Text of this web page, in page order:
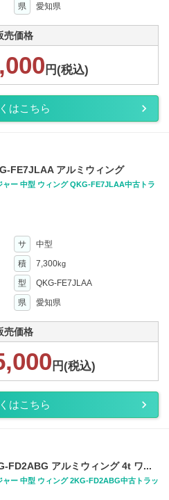
県 愛知県
売価格
円(税込)
はこちら
FE7JLAA アルミウィング
ャー 中型 ウィング QKG-FE7JLAA中古トラ
サ
中型
積 7,300kg
型
QKG-FE7JLAA
県 愛知県
売価格
円(税込)
はこちら
FD2ABG アルミウィング 4t ワ...
ャー 中型 ウィング 2KG-FD2ABG中古トラッ